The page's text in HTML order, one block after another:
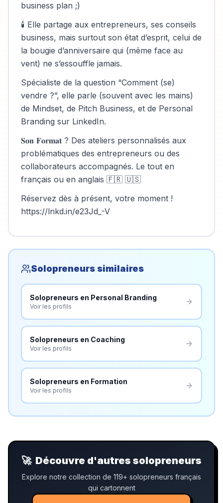
business plan ;)
🕯 Elle partage aux entrepreneurs, ses conseils
business, mais surtout son état d’esprit, celui de
la bougie d’anniversaire qui (même face au
vent) ne s’essouffle jamais.
Spécialiste de la question “Comment (se)
vendre ?”, elle parle (souvent avec les mains)
de Mindset, de Pitch Business, et de Personal
Branding sur LinkedIn.
𝐒𝐨𝐧 𝐅𝐨𝐫𝐦𝐚𝐭 ? Des ateliers personnalisés aux
problématiques des entrepreneurs ou des
collaborateurs accompagnés. Le tout en
français ou en anglais 🇫🇷 🇺🇸
Réservez dès à présent, votre moment !
https://lnkd.in/e23Jd_-V
Solopreneurs similaires
Solopreneurs en Personal Branding
Voir les profils
Solopreneurs en Coaching
Voir les profils
Solopreneurs en Formation
Voir les profils
🚀 Découvre d'autres solopreneurs
Explore notre collection de 119+ solopreneurs français
qui cartonnent